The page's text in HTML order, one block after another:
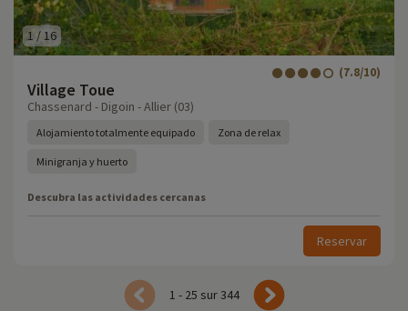
1 /16
Village Toue
(7.8/10)
Chassenard - Digoin - Allier (03)
Alojamiento totalmente equipado Zona de relax
Minigranja y huerto
Descubra las actividades cercanas
Reservar
1 - 25 sur 344